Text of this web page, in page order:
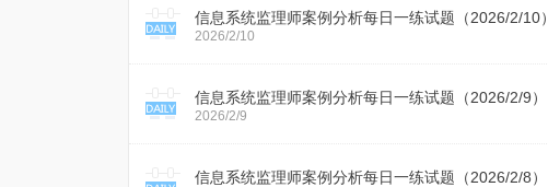
信息系统监理师案例分析每日一练试题（2026/2/10）
2026/2/10
信息系统监理师案例分析每日一练试题（2026/2/9）
2026/2/9
信息系统监理师案例分析每日一练试题（2026/2/8）